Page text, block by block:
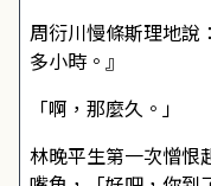
周衍川慢條斯理地說
多小時。』
「啊，那麼久。」
林晚平生第一次憎恨